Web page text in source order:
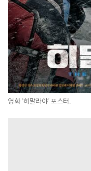
영화 '히말라야' 포스터.